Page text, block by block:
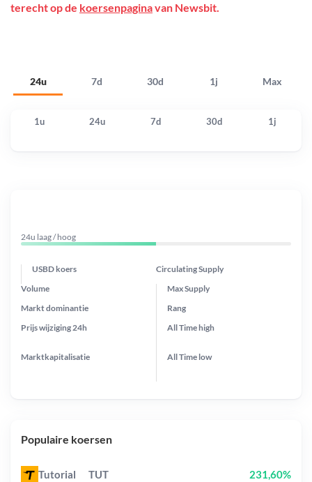
24u 7d 30d 1j Max
terecht op de koersenpaginavan Newsbit.
1u 24u 7d 30d 1j
24u laag / hoog
USBD koers Circulating Supply
Prijs wijziging 24h
Max Supply
Markt dominantie
Marktkapitalisatie
Volume
Rang
All Timehigh
All Time low
Populaire koersen
Tutorial TUT 231,60%